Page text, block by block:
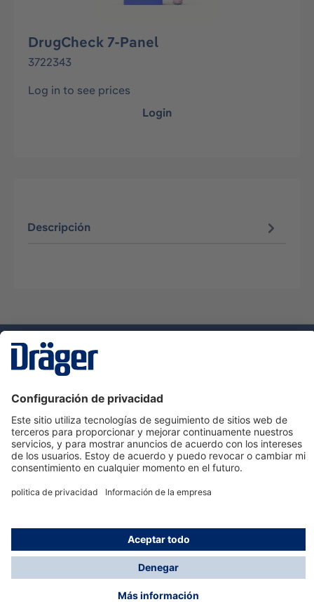
DrugCheck 7-Panel
3722343
Log in to see prices
Login
Descripción
Servicio de atención al cliente de Dräger
Ayuda
Información
© Dräger Hispania S.A.U., 2024
*Todos los precios no incluyen IVA y posibles gastos
de envío, salvo que indique lo contrario